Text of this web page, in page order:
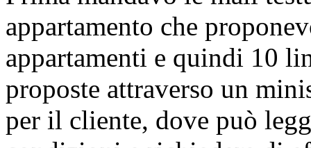
appartamento che
appartamenti e quindi 10
proposte attraverso un
per il cliente, dove può